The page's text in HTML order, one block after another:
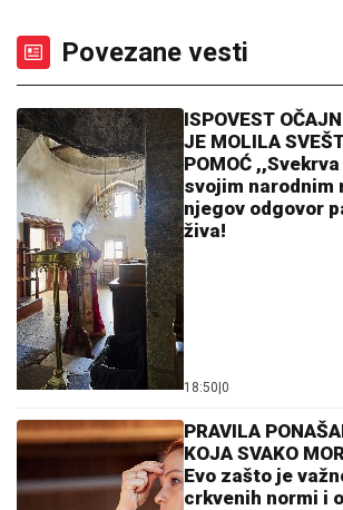
Povezane vesti
ISPOVEST
JE MOLILA
POMOĆ
svojim narodnim
njegov odgovor
živa!
18:50 0
PRAVILA
KOJA SVAKO
Evo zašto je
crkvenih normi i